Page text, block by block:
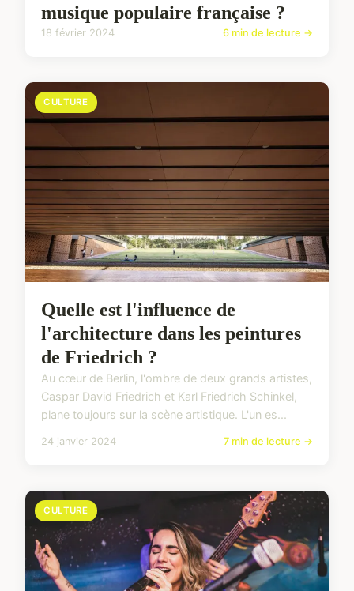
musique populaire française ?
18 février 2024 6 min de lecture →
CULTURE
Quelle est l'influence de
l'architecture dans les peintures
de Friedrich ?
Au cœur de Berlin, l'ombre de deux grands artistes,
Caspar David Friedrich et Karl Friedrich Schinkel,
plane toujours sur la scène artistique. L'un es...
24 janvier 2024 7 min de lecture →
CULTURE